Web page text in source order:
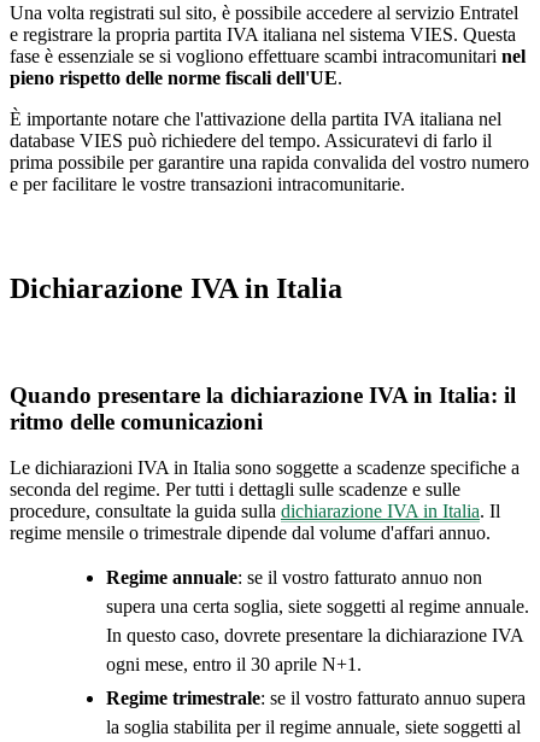
Una volta registrati sul sito, è possibile accedere al servizio Entratel
e registrare la propria partita IVA italiana nel sistema VIES. Questa
fase è essenziale se si vogliono effettuare scambi intracomunitari nel
pieno rispetto delle norme fiscali dell'UE.
È importante notare che l'attivazione della partita IVA italiana nel
database VIES può richiedere del tempo. Assicuratevi di farlo il
prima possibile per garantire una rapida convalida del vostro numero
e per facilitare le vostre transazioni intracomunitarie.
Dichiarazione IVA in Italia
Quando presentare la dichiarazione IVA in Italia: il
ritmo delle comunicazioni
Le dichiarazioni IVA in Italia sono soggette a scadenze specifiche a
seconda del regime. Per tutti i dettagli sulle scadenze e sulle
procedure, consultate la guida sulla dichiarazione IVA in Italia. Il
regime mensile o trimestrale dipende dal volume d'affari annuo.
Regime annuale: se il vostro fatturato annuo non
supera una certa soglia, siete soggetti al regime annuale.
In questo caso, dovrete presentare la dichiarazione IVA
ogni mese, entro il 30 aprile N+1.
Regime trimestrale: se il vostro fatturato annuo supera
la soglia stabilita per il regime annuale, siete soggetti al